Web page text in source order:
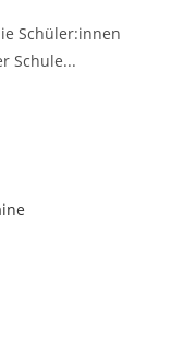
Schüler:innen
Schule...